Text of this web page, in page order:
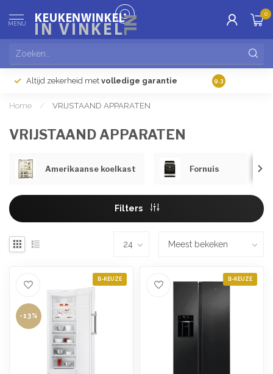
MENU
0
Altijd zekerheid met volledige garantie Gratis
9.3
Home / VRIJSTAAND APPARATEN
VRIJSTAAND APPARATEN
Amerikaanse koelkast Fornuis
Filters
B-KEUZE
-13%
B-KEUZE